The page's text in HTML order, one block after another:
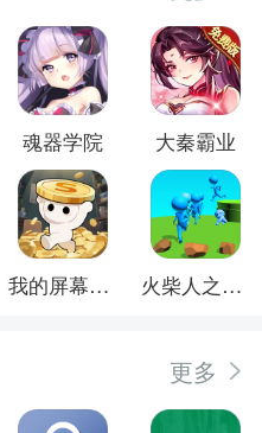
魂器学院 大秦霸业
我的屏幕在喷钱 火柴人之觉醒年代
更多